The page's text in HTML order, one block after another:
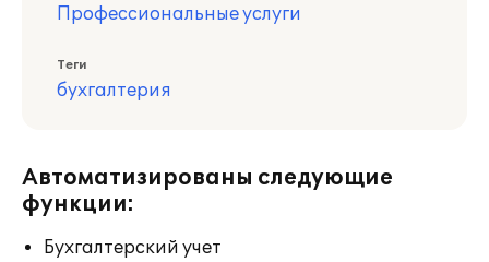
Профессиональные услуги
Теги
бухгалтерия
Автоматизированы следующие
функции:
Бухгалтерский учет